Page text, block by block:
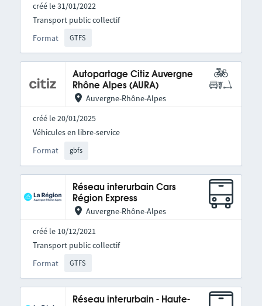
créé le 31/01/2022
Format GTFS
Transport public collectif
Autopartage Citiz Auvergne
Rhône Alpes (AURA)
Auvergne-Rhône-Alpes
créé le 20/01/2025
Format gbfs
Véhicules en libre-service
Réseau interurbain Cars
Région Express
Auvergne-Rhône-Alpes
créé le 10/12/2021
Format GTFS
Transport public collectif
Réseau interurbain - Haute-